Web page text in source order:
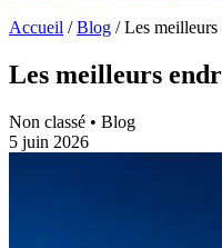
Accueil /Blog /Les
Les meilleurs
Non classé • Blog
5 juin 2026